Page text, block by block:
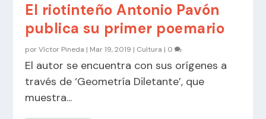
El riotinteño Antonio Pavón
publica su primer poemario
porVíctor Pineda | Mar 19, 2019 | Cultura | 0
El autor se encuentra con sus orígenes a
través de ‘Geometría Diletante’, que
muestra...